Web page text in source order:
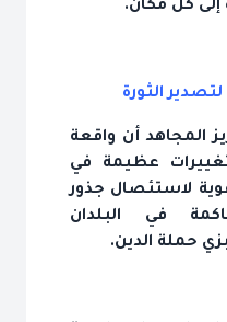
إلى كل مكان.
الثورة
المجاهد أن واقعة
عظيمة في
لاستئصال جذور
في البلدان
حملة الدين.